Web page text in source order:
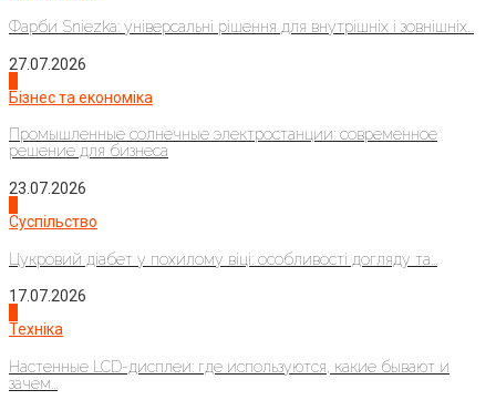
Фарби Sniezka: універсальні рішення для внутрішніх і зовнішніх...
27.07.2026
Бізнес та економіка
Промышленные солнечные электростанции: современное
решение для бизнеса
23.07.2026
Суспільство
Цукровий діабет у похилому віці: особливості догляду та...
17.07.2026
Техніка
Настенные LCD-дисплеи: где используются, какие бывают и
зачем...